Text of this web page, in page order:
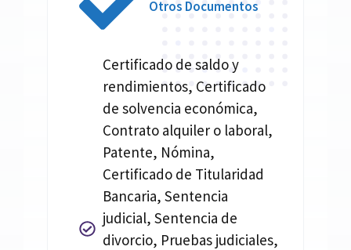
Otros Documentos
Certificado de saldo y
rendimientos, Certificado
de solvencia económica,
Contrato alquiler o laboral,
Patente, Nómina,
Certificado de Titularidad
Bancaria, Sentencia
judicial, Sentencia de
divorcio, Pruebas judiciales,